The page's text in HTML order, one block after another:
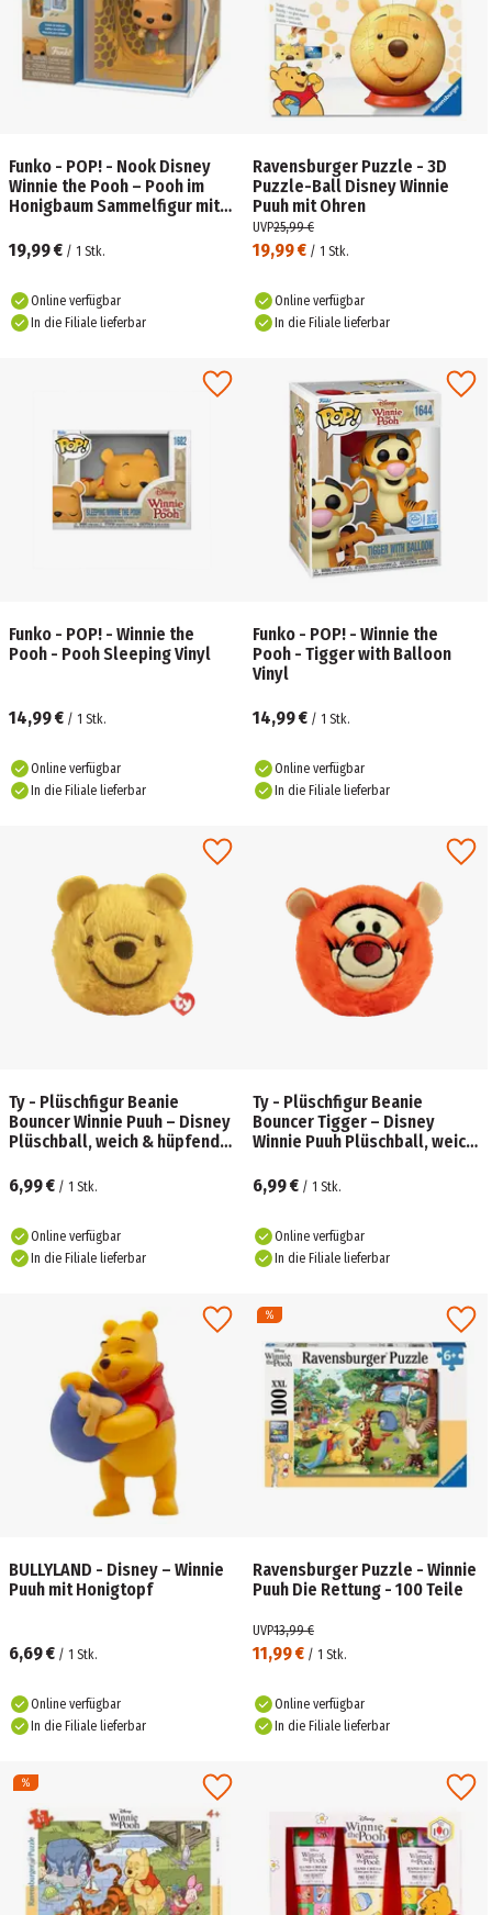
Funko - POP! - Nook Disney
Winnie the Pooh – Pooh im
Honigbaum Sammelfigur mit
19,99 € / 1 Stk.
Online verfügbar
In die Filiale lieferbar
Ravensburger Puzzle - 3D
Puzzle-Ball Disney Winnie
Puuh mit Ohren
19,99 € / 1 Stk.
UVP25,99 €
Online verfügbar
In die Filiale lieferbar
Funko - POP! - Winnie the
Pooh - Pooh Sleeping Vinyl
14,99 € / 1 Stk.
Online verfügbar
In die Filiale lieferbar
Funko - POP! - Winnie the
Pooh - Tigger with Balloon
Vinyl
14,99 € / 1 Stk.
Online verfügbar
In die Filiale lieferbar
Ty - Plüschfigur Beanie
Bouncer Winnie Puuh – Disney
Plüschball, weich & hüpfend,
cm
6,99 € / 1 Stk.
Online verfügbar
In die Filiale lieferbar
Ty - Plüschfigur Beanie
Bouncer Tigger – Disney
Winnie Puuh Plüschball, weich
Spielspaß, ca. 10
6,99 € / 1 Stk.
Online verfügbar
In die Filiale lieferbar
BULLYLAND - Disney – Winnie
Puuh mit Honigtopf
6,69 € / 1 Stk.
Online verfügbar
In die Filiale lieferbar
Ravensburger Puzzle - Winnie
Puuh Die Rettung - 100 Teile
11,99 € / 1 Stk.
UVP13,99 €
Online verfügbar
In die Filiale lieferbar